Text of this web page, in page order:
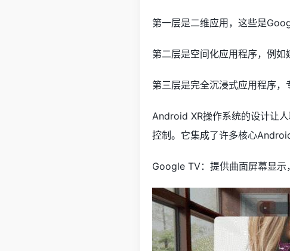
第一层是二维应用，这些是
第二层是空间化应用程序，例如
第三层是完全沉浸式应用程序，
Android XR操作系统的设计让
控制。它集成了许多核心
Google TV：提供曲面屏幕显示